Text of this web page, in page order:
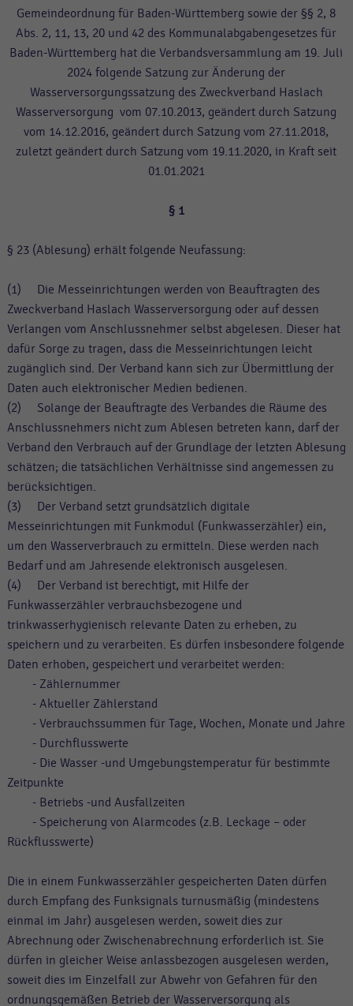
Gemeindeordnung für Baden-Württemberg sowie der §§ 2, 8
Abs. 2, 11, 13, 20 und 42 des Kommunalabgabengesetzes für
Baden-Württemberg hat die Verbandsversammlung am 19. Juli
2024 folgende Satzung zur Änderung der
Wasserversorgungssatzung des Zweckverband Haslach
Wasserversorgung vom 07.10.2013, geändert durch Satzung
vom 14.12.2016, geändert durch Satzung vom 27.11.2018,
zuletzt geändert durch Satzung vom 19.11.2020, in Kraft seit
01.01.2021
§ 1
§ 23 (Ablesung) erhält folgende Neufassung:
(1) Die Messeinrichtungen werden von Beauftragten des
Zweckverband Haslach Wasserversorgung oder auf dessen
Verlangen vom Anschlussnehmer selbst abgelesen. Dieser hat
dafür Sorge zu tragen, dass die Messeinrichtungen leicht
zugänglich sind. Der Verband kann sich zur Übermittlung der
Daten auch elektronischer Medien bedienen.
(2) Solange der Beauftragte des Verbandes die Räume des
Anschlussnehmers nicht zum Ablesen betreten kann, darf der
Verband den Verbrauch auf der Grundlage der letzten Ablesung
schätzen; die tatsächlichen Verhältnisse sind angemessen zu
berücksichtigen.
(3) Der Verband setzt grundsätzlich digitale
Messeinrichtungen mit Funkmodul (Funkwasserzähler) ein,
um den Wasserverbrauch zu ermitteln. Diese werden nach
Bedarf und am Jahresende elektronisch ausgelesen.
(4) Der Verband ist berechtigt, mit Hilfe der
Funkwasserzähler verbrauchsbezogene und
trinkwasserhygienisch relevante Daten zu erheben, zu
speichern und zu verarbeiten. Es dürfen insbesondere folgende
Daten erhoben, gespeichert und verarbeitet werden:
- Zählernummer
- Aktueller Zählerstand
- Verbrauchssummen für Tage, Wochen, Monate und Jahre
- Durchflusswerte
- Die Wasser -und Umgebungstemperatur für bestimmte
Zeitpunkte
- Betriebs -und Ausfallzeiten
- Speicherung von Alarmcodes (z.B. Leckage – oder
Rückflusswerte)
Die in einem Funkwasserzähler gespeicherten Daten dürfen
durch Empfang des Funksignals turnusmäßig (mindestens
einmal im Jahr) ausgelesen werden, soweit dies zur
Abrechnung oder Zwischenabrechnung erforderlich ist. Sie
dürfen in gleicher Weise anlassbezogen ausgelesen werden,
soweit dies im Einzelfall zur Abwehr von Gefahren für den
ordnungsgemäßen Betrieb der Wasserversorgung als